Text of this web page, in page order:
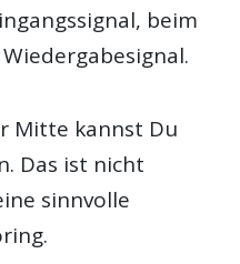
beim
Mitte kannst Du
Das ist nicht
sinnvolle